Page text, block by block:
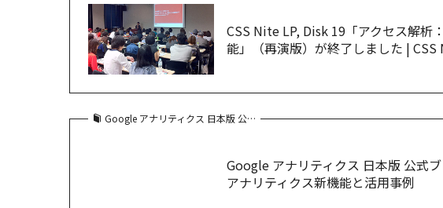
CSS Nite LP, Disk 19「アクセス解析
能」（再演版）が終了しました |
Google アナリティクス 日本版 公…
Google アナリティクス 日本版 公式
アナリティクス新機能と活用事例